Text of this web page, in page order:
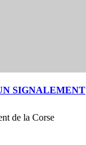
SIGNALEMENT